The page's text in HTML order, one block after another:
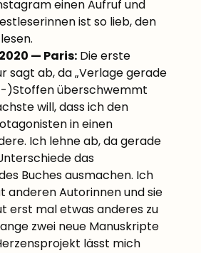
einen Aufruf und
ist so lieb, den
— Paris: Die erste
sagt ab, da „Verlage gerade
)Stoffen überschwemmt
will, dass ich den
in einen
Ich lehne ab, da gerade
das
Buches ausmachen. Ich
anderen Autorinnen und sie
erst mal etwas anderes zu
zwei neue Manuskripte
lässt mich